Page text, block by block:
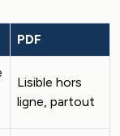
PDF
Lisible hors
ligne, partout